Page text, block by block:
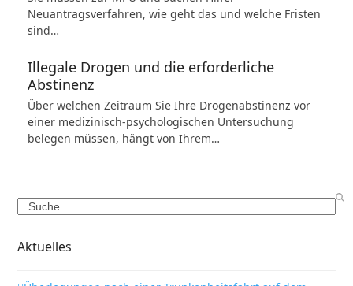
Neuantragsverfahren, wie geht das und welche Fristen
sind…
Illegale Drogen und die erforderliche
Abstinenz
Über welchen Zeitraum Sie Ihre Drogenabstinenz vor
einer medizinisch-psychologischen Untersuchung
belegen müssen, hängt von Ihrem…
Search
Aktuelles